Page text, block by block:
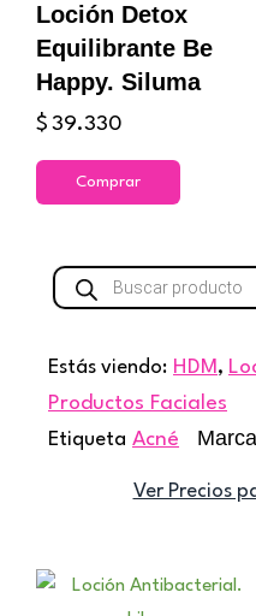
Loción Detox
Equilibrante Be
Happy. Siluma
$ 39.330
Comprar
Búsqueda
de
Estás viendo: HDM ,
Productos Faciales
Etiqueta Acné
Ver Precios
Este